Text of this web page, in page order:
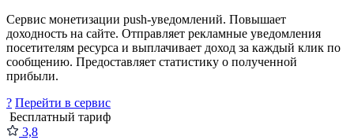
Сервис монетизации push-уведомлений. Повышает
доходность на сайте. Отправляет рекламные уведомления
посетителям ресурса и выплачивает доход за каждый клик по
сообщению. Предоставляет статистику о полученной
прибыли.
? Перейти в сервис
Бесплатный тариф
3,8